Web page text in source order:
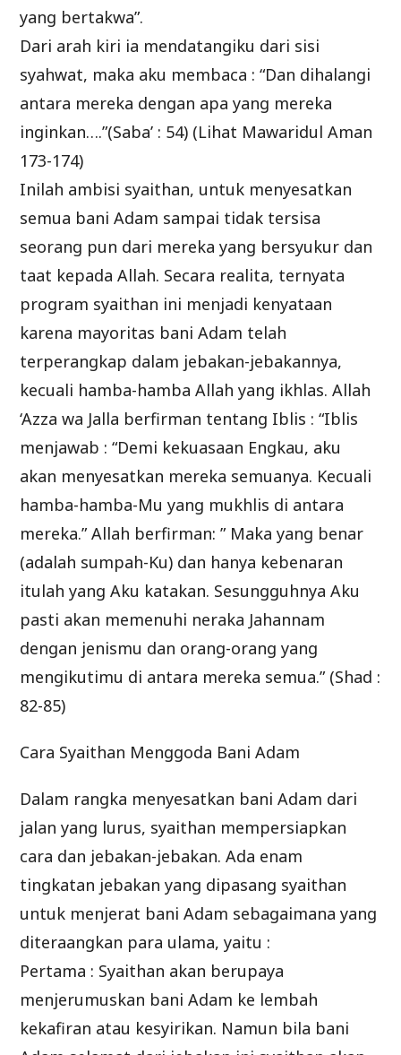
yang bertakwa”.
Dari arah kiri ia mendatangiku dari sisi
syahwat, maka aku membaca : “Dan dihalangi
antara mereka dengan apa yang mereka
inginkan….”(Saba’ : 54) (Lihat Mawaridul Aman
173-174)
Inilah ambisi syaithan, untuk menyesatkan
semua bani Adam sampai tidak tersisa
seorang pun dari mereka yang bersyukur dan
taat kepada Allah. Secara realita, ternyata
program syaithan ini menjadi kenyataan
karena mayoritas bani Adam telah
terperangkap dalam jebakan-jebakannya,
kecuali hamba-hamba Allah yang ikhlas. Allah
‘Azza wa Jalla berfirman tentang Iblis : “Iblis
menjawab : “Demi kekuasaan Engkau, aku
akan menyesatkan mereka semuanya. Kecuali
hamba-hamba-Mu yang mukhlis di antara
mereka.” Allah berfirman: ” Maka yang benar
(adalah sumpah-Ku) dan hanya kebenaran
itulah yang Aku katakan. Sesungguhnya Aku
pasti akan memenuhi neraka Jahannam
dengan jenismu dan orang-orang yang
mengikutimu di antara mereka semua.” (Shad :
82-85)
Cara Syaithan Menggoda Bani Adam
Dalam rangka menyesatkan bani Adam dari
jalan yang lurus, syaithan mempersiapkan
cara dan jebakan-jebakan. Ada enam
tingkatan jebakan yang dipasang syaithan
untuk menjerat bani Adam sebagaimana yang
diteraangkan para ulama, yaitu :
Pertama : Syaithan akan berupaya
menjerumuskan bani Adam ke lembah
kekafiran atau kesyirikan. Namun bila bani